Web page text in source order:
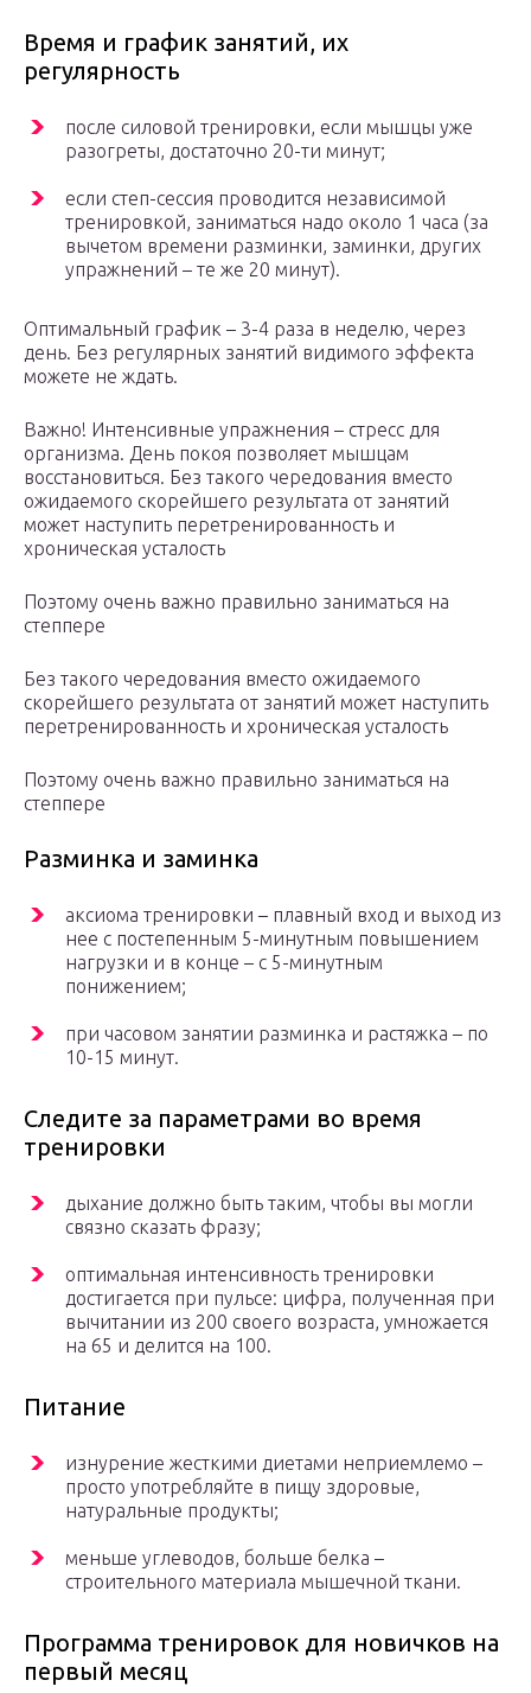
Время и график занятий, их
регулярность
после силовой тренировки, если мышцы уже
разогреты, достаточно 20-ти минут;
если степ-сессия проводится независимой
тренировкой, заниматься надо около 1 часа (за
вычетом времени разминки, заминки, других
упражнений – те же 20 минут).
Оптимальный график – 3-4 раза в неделю, через
день. Без регулярных занятий видимого эффекта
можете не ждать.
Важно! Интенсивные упражнения – стресс для
организма. День покоя позволяет мышцам
восстановиться. Без такого чередования вместо
ожидаемого скорейшего результата от занятий
может наступить перетренированность и
хроническая усталость
Поэтому очень важно правильно заниматься на
степпере
Без такого чередования вместо ожидаемого
скорейшего результата от занятий может наступить
перетренированность и хроническая усталость
Поэтому очень важно правильно заниматься на
степпере
Разминка и заминка
аксиома тренировки – плавный вход и выход из
нее с постепенным 5-минутным повышением
нагрузки и в конце – с 5-минутным
понижением;
при часовом занятии разминка и растяжка – по
10-15 минут.
Следите за параметрами во время
тренировки
дыхание должно быть таким, чтобы вы могли
связно сказать фразу;
оптимальная интенсивность тренировки
достигается при пульсе: цифра, полученная при
вычитании из 200 своего возраста, умножается
на 65 и делится на 100.
Питание
изнурение жесткими диетами неприемлемо –
просто употребляйте в пищу здоровые,
натуральные продукты;
меньше углеводов, больше белка –
строительного материала мышечной ткани.
Программа тренировок для новичков на
первый месяц